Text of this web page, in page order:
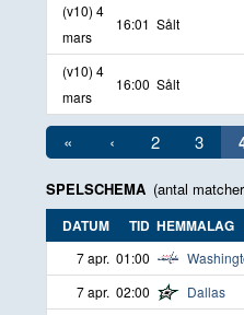
(v10) 4
mars
16:01 Sålt
(v10) 4
mars
16:00 Sålt
« ‹ 2 3
SPELSCHEMA (antal
DATUM TID HEMMALAG
7 apr. 01:00
7 apr. 02:00 Dallas